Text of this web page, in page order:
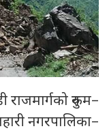
राजमार्गको रुकुम–
नगरपालिका–